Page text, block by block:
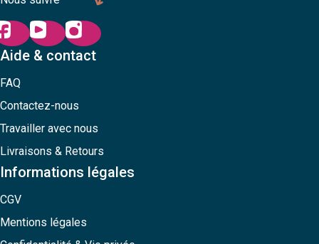
Aide & contact
FAQ
Contactez-nous
Travailler avec nous
Livraisons & Retours
Informations légales
CGV
Mentions légales